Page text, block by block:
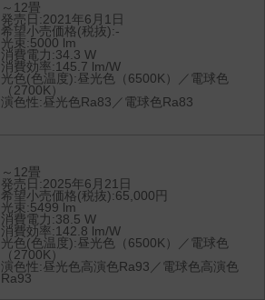
～12畳
発売日:2021年6月1日
希望小売価格(税抜):-
光束:5000 lm
消費電力:34.3 W
消費効率:145.7 lm/W
光色(色温度):昼光色（6500K）／電球色
（2700K）
演色性:昼光色Ra83／電球色Ra83
～12畳
発売日:2025年6月21日
希望小売価格(税抜):65,000円
光束:5499 lm
消費電力:38.5 W
消費効率:142.8 lm/W
光色(色温度):昼光色（6500K）／電球色
（2700K）
演色性:昼光色高演色Ra93／電球色高演色
Ra93